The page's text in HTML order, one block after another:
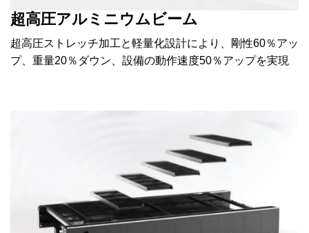
超高圧アルミニウムビーム
超高圧ストレッチ加工と軽量化設計により、剛性60％アッ
プ、重量20％ダウン、設備の動作速度50％アップを実現